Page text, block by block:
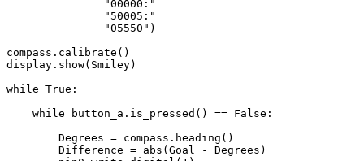
               "00000:"
               "50005:"
               "05550")
compass.calibrate()
display.show(Smiley)
while True:
    while button_a.is_pressed() == False:
        Degrees = compass.heading()
        Difference = abs(Goal - Degrees)